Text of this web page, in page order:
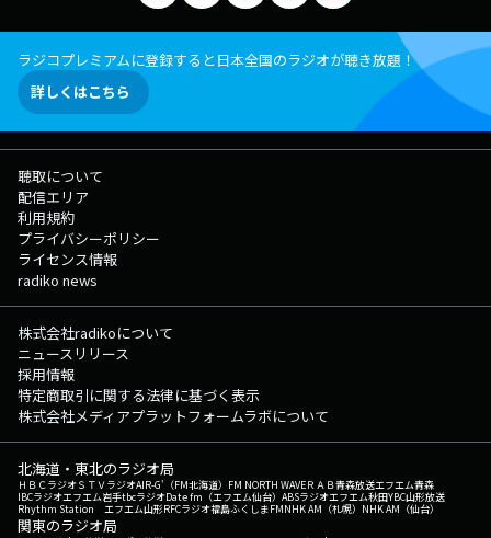
ラジコプレミアムに登録すると日本全国のラジオが聴き放題！
詳しくはこちら
聴取について
配信エリア
利用規約
プライバシーポリシー
ライセンス情報
radiko news
株式会社radikoについて
ニュースリリース
採用情報
特定商取引に関する法律に基づく表示
株式会社メディアプラットフォームラボについて
北海道・東北のラジオ局
ＨＢＣラジオＳＴＶラジオAIR-G'（FM北海道） FM NORTH WAVEＲＡＢ青森放送エフエム青森
IBCラジオエフエム岩手tbcラジオDate fm（エフエム仙台） ABSラジオエフエム秋田YBC山形放送
Rhythm Station エフエム山形RFCラジオ福島ふくしまFMNHK AM（札幌） NHK AM（仙台）
関東のラジオ局